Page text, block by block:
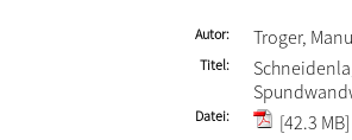
Autor Troger,
Titel
Datei [42.3 MB]